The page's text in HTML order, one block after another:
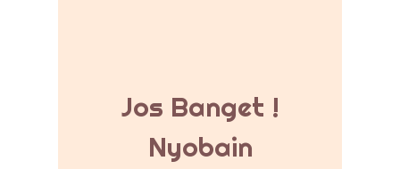
Jos Banget !
Nyobain